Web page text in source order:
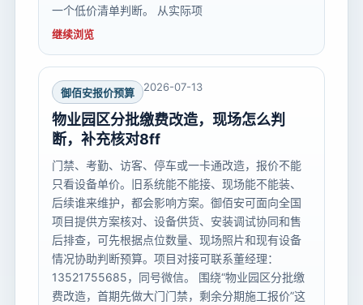
一个低价清单判断。 从实际项
继续浏览
御佰安报价预算 2026-07-13
物业园区分批缴费改造，现场怎么判
断，补充核对8ff
门禁、考勤、访客、停车或一卡通改造，报价不能
只看设备单价。旧系统能不能接、现场能不能装、
后续谁来维护，都会影响方案。御佰安可面向全国
项目提供方案核对、设备供货、安装调试协同和售
后排查，可先根据点位数量、现场照片和现有设备
情况协助判断预算。项目对接可联系董经理：
13521755685，同号微信。 围绕“物业园区分批缴
费改造，首期先做大门门禁，剩余分期施工报价”这